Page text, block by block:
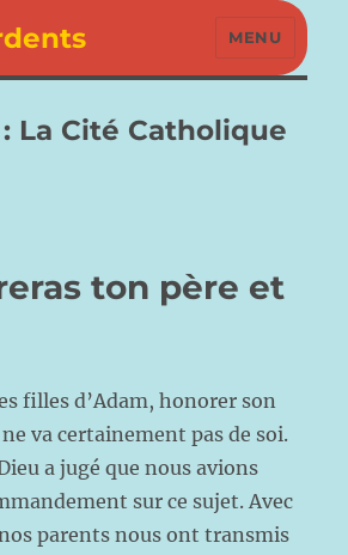
MENU
La Cité Catholique
ton père et
filles d’Adam, honorer son
va certainement pas de soi.
a jugé que nous avions
sur ce sujet. Avec
parents nous ont transmis